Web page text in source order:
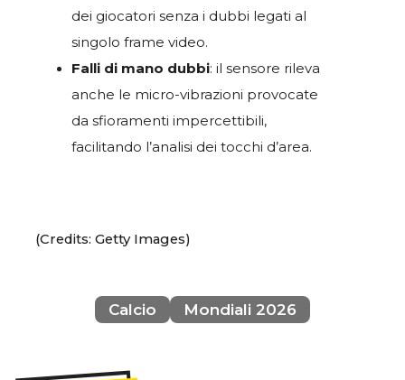
dei giocatori senza i dubbi legati al
singolo frame video.
Falli di mano dubbi: il sensore rileva
anche le micro-vibrazioni provocate
da sfioramenti impercettibili,
facilitando l’analisi dei tocchi d’area.
(Credits: Getty Images)
Calcio Mondiali 2026